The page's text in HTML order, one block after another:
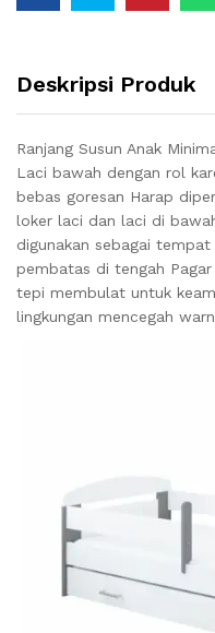
Deskripsi Produk
Ranjang Susun Anak
Laci bawah dengan rol
bebas goresan Harap
loker laci dan laci di
digunakan sebagai
pembatas di tengah
tepi membulat untuk
lingkungan mencegah